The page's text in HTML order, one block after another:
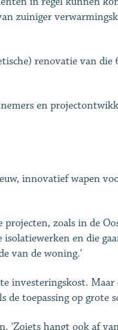
zuiniger
renovatie van die
en
innovatief wapen
zoals in de
en die
van de woning.'
investeringskost.
toepassing op grote
'Zoiets hangt ook af